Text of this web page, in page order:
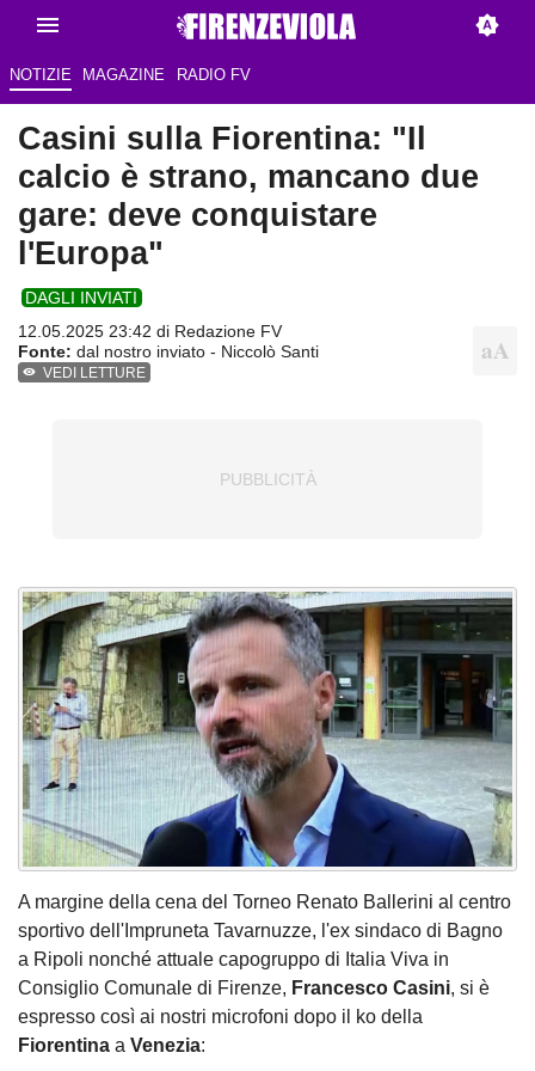
NOTIZIE MAGAZINE RADIO FV
Casini sulla Fiorentina: "Il
calcio è strano, mancano due
gare: deve conquistare
l'Europa"
DAGLI INVIATI
12.05.2025 23:42 di Redazione FV
Fonte: dal nostro inviato - Niccolò Santi
VEDI LETTURE
A margine della cena del Torneo Renato Ballerini al centro
sportivo dell'Impruneta Tavarnuzze, l'ex sindaco di Bagno
a Ripoli nonché attuale capogruppo di Italia Viva in
Consiglio Comunale di Firenze, Francesco Casini, si è
espresso così ai nostri microfoni dopo il ko della
Fiorentina a Venezia: